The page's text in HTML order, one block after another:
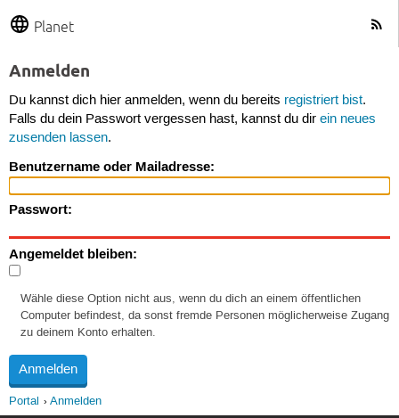
Planet
Anmelden
Du kannst dich hier anmelden, wenn du bereits registriert bist.
Falls du dein Passwort vergessen hast, kannst du dir ein neues
zusenden lassen.
Benutzername oder Mailadresse:
Passwort:
Angemeldet bleiben:
Wähle diese Option nicht aus, wenn du dich an einem öffentlichen
Computer befindest, da sonst fremde Personen möglicherweise Zugang
zu deinem Konto erhalten.
Portal Anmelden